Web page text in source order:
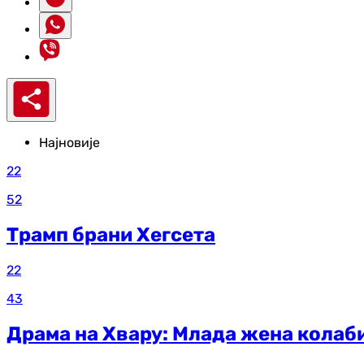
Најновије
22
52
Трамп брани Хегсета
22
43
Драма на Хвару: Млада жена